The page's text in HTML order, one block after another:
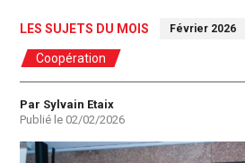
LES SUJETS DU MOIS Février 2026
Coopération
Auteur
Par Sylvain Etaix
Publié le 02/02/2026